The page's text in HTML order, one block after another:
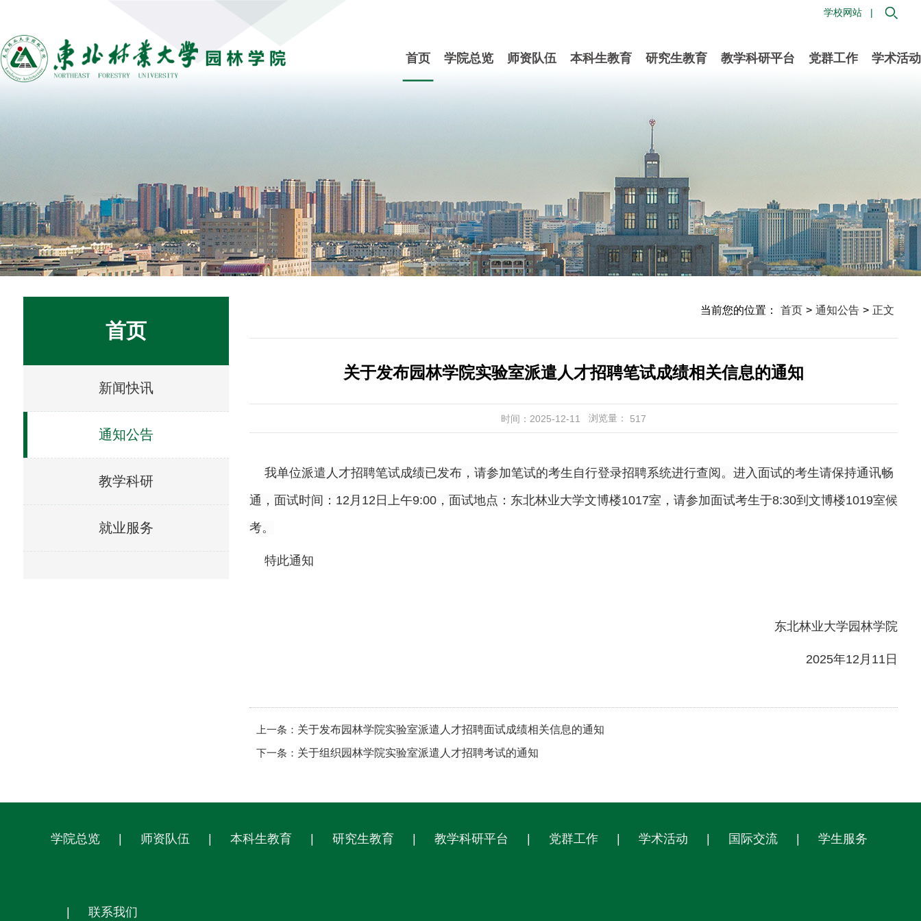
学校网站 |
首页 学院总览 师资队伍 本科生教育 研究生教育 教学科研平台 党群工作 学术活动
首页
新闻快讯
通知公告
教学科研
就业服务
当前您的位置： 首页 > 通知公告 > 正文
关于发布园林学院实验室派遣人才招聘笔试成绩相关信息的通知
时间：2025-12-11 浏览量： 517
我单位派遣人才招聘笔试成绩已发布，请参加笔试的考生自行登录招聘系统进行查阅。进入面试的考生请保持通讯畅
通，面试时间： 12 月 12 日上午9:00，面试地点：东北林业大学文博楼1017室，请参加面试考生于8:30到 文博楼1019室候
考。
特此通知
东北林业大学园林学院
2025年12月11日
上一条： 关于发布园林学院实验室派遣人才招聘面试成绩相关信息的通知
下一条： 关于组织园林学院实验室派遣人才招聘考试的通知
学院总览 师资队伍 本科生教育 研究生教育 教学科研平台 党群工作 学术活动 国际交流 学生服务
联系我们